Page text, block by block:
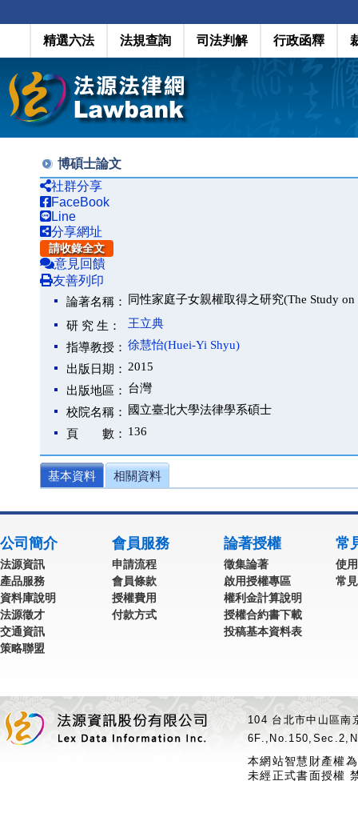
精選六法 法規查詢 司法判解 行政函釋
博碩士論文
社群分享
FaceBook
Line
分享網址
請收錄全文
意見回饋
友善列印
論著名稱： 同性家庭子女親權取得之研究(The Study on
研 究 生：
王立典
指導教授： 徐慧怡(Huei-Yi Shyu)
出版日期： 2015
出版地區： 台灣
校院名稱：
國立臺北大學法律學系碩士
頁 數： 136
基本資料 相關資料
公司簡介
法源資訊
產品服務
資料庫說明
法源徵才
交通資訊
策略聯盟
會員服務
申請流程
會員條款
授權費用
付款方式
論著授權
徵集論著
啟用授權專區
權利金計算說明
授權合約書下載
投稿基本資料表
常
使
常
104 台北市中山區
本網站智慧財產權
未經正式書面授權